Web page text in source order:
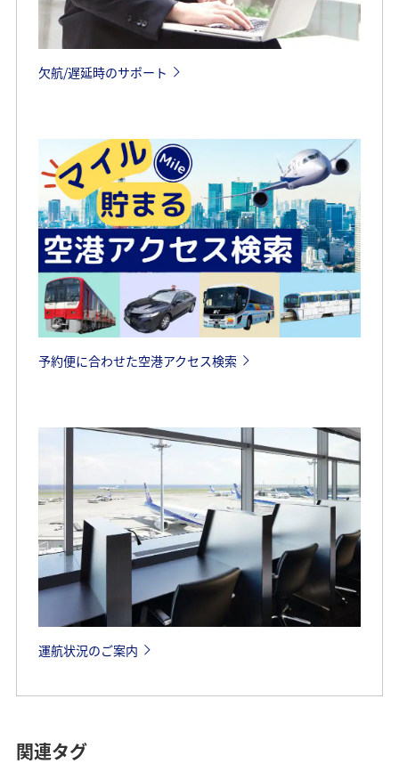
欠航/遅延時のサポート
予約便に合わせた空港アクセス検索
運航状況のご案内
関連タグ